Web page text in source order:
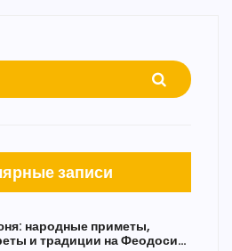
записи
народные приметы,
и традиции на Феодосию